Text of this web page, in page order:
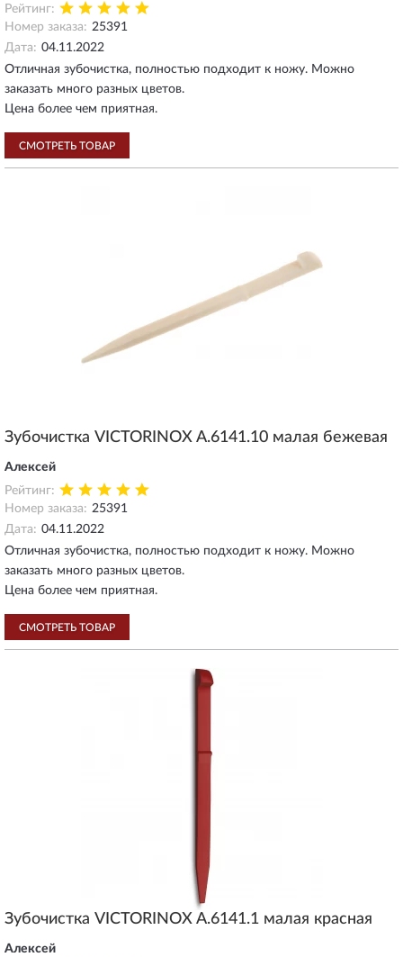
Рейтинг:
Номер заказа: 25391
Дата: 04.11.2022
Отличная зубочистка, полностью подходит к ножу. Можно
заказать много разных цветов.
Цена более чем приятная.
СМОТРЕТЬ ТОВАР
Зубочистка VICTORINOX A.6141.10 малая бежевая
Алексей
Рейтинг:
Номер заказа: 25391
Дата: 04.11.2022
Отличная зубочистка, полностью подходит к ножу. Можно
заказать много разных цветов.
Цена более чем приятная.
СМОТРЕТЬ ТОВАР
Зубочистка VICTORINOX A.6141.1 малая красная
Алексей